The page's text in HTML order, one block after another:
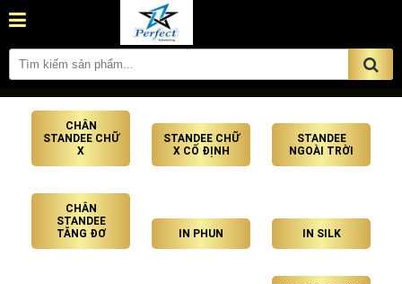
CHÂN
STANDEE CHỮ
X
STANDEE CHỮ
X CỐ ĐỊNH
STANDEE
NGOÀI TRỜI
CHÂN
STANDEE
TĂNG ĐƠ
IN PHUN IN SILK